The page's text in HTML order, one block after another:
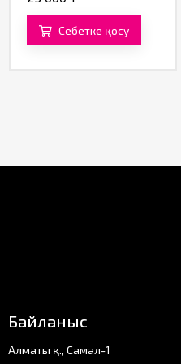
Себетке қосу
Байланыс
Алматы қ., Самал-1